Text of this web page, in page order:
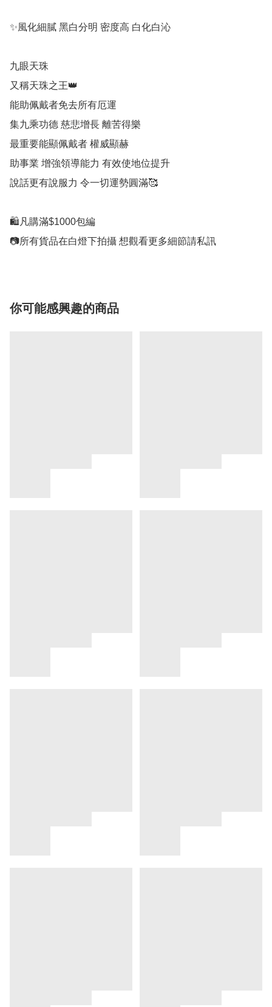
✨風化細膩 黑白分明 密度高 白化白沁
九眼天珠
又稱天珠之王👑
能助佩戴者免去所有厄運
集九乘功德 慈悲增長 離苦得樂
最重要能顯佩戴者 權威顯赫
助事業 增強領導能力 有效使地位提升
說話更有說服力 令一切運勢圓滿🥰
🛍凡購滿$1000包編
你可能感興趣的商品